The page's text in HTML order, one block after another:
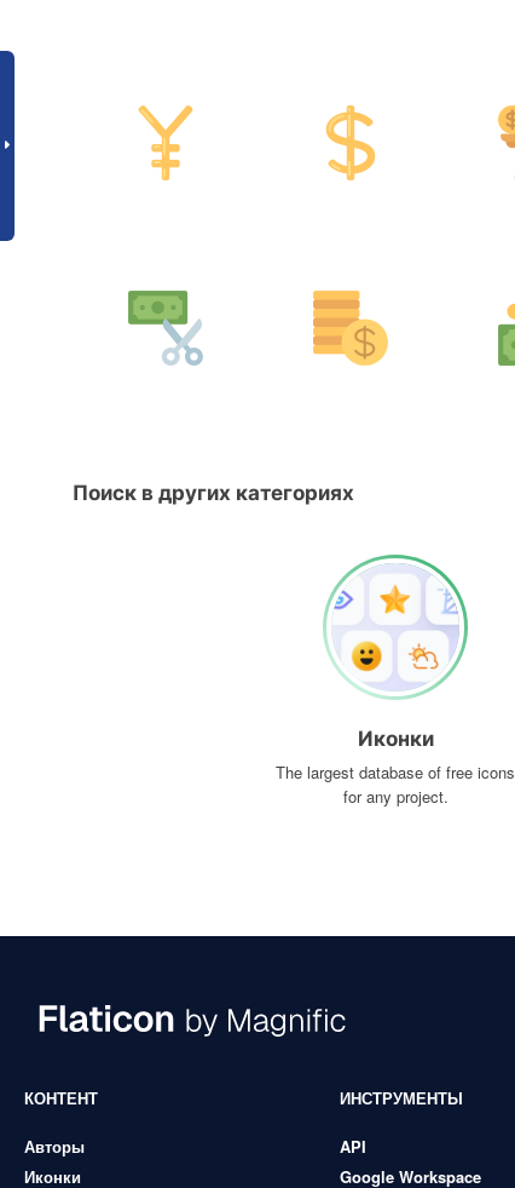
Поиск в других категориях
Иконки
The largest database of free icons
for any project.
КОНТЕНТ
Авторы
Иконки
ИНСТРУМЕНТЫ
API
Google Workspace